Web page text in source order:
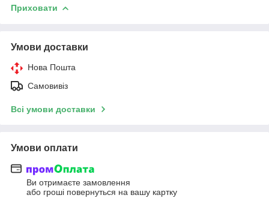
Приховати
Умови доставки
Нова Пошта
Самовивіз
Всі умови доставки
Умови оплати
Ви отримаєте замовлення
або гроші повернуться на вашу картку